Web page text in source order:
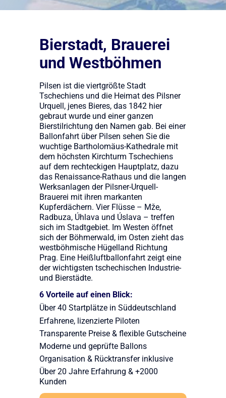
Bierstadt, Brauerei
und Westböhmen
Pilsen ist die viertgrößte Stadt
Tschechiens und die Heimat des Pilsner
Urquell, jenes Bieres, das 1842 hier
gebraut wurde und einer ganzen
Bierstilrichtung den Namen gab. Bei einer
Ballonfahrt über Pilsen sehen Sie die
wuchtige Bartholomäus-Kathedrale mit
dem höchsten Kirchturm Tschechiens
auf dem rechteckigen Hauptplatz, dazu
das Renaissance-Rathaus und die langen
Werksanlagen der Pilsner-Urquell-
Brauerei mit ihren markanten
Kupferdächern. Vier Flüsse – Mže,
Radbuza, Úhlava und Úslava – treffen
sich im Stadtgebiet. Im Westen öffnet
sich der Böhmerwald, im Osten zieht das
westböhmische Hügelland Richtung
Prag. Eine Heißluftballonfahrt zeigt eine
der wichtigsten tschechischen Industrie-
und Bierstädte.
6 Vorteile auf einen Blick:
Über 40 Startplätze in Süddeutschland
Erfahrene, lizenzierte Piloten
Transparente Preise & flexible Gutscheine
Moderne und geprüfte Ballons
Organisation & Rücktransfer inklusive
Über 20 Jahre Erfahrung & +2000
Kunden